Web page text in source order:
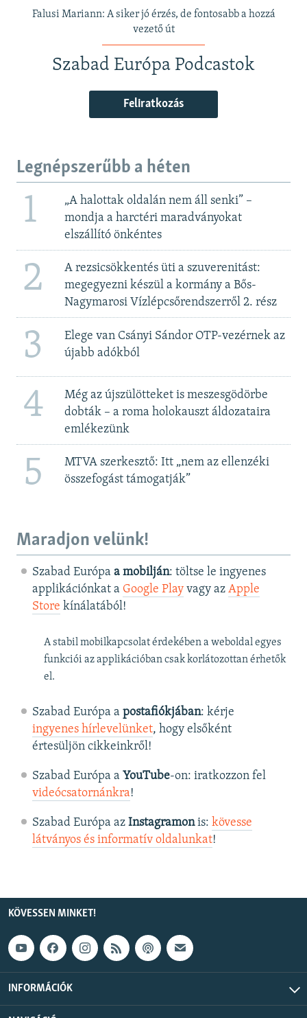
Falusi Mariann: A siker jó érzés, de fontosabb a hozzá
vezető út
Szabad Európa Podcastok
Feliratkozás
Legnépszerűbb a héten
1
„A halottak oldalán nem áll senki” –
mondja a harctéri maradványokat
elszállító önkéntes
2
A rezsicsökkentés üti a szuverenitást:
megegyezni készül a kormány a Bős-
Nagymarosi Vízlépcsőrendszerről 2. rész
3
Elege van Csányi Sándor OTP-vezérnek az
újabb adókból
4
Még az újszülötteket is meszesgödörbe
dobták – a roma holokauszt áldozataira
emlékezünk
5
MTVA szerkesztő: Itt „nem az ellenzéki
összefogást támogatják”
Maradjon velünk!
Szabad Európa a mobilján: töltse le ingyenes
applikációnkat a Google Playvagy az Apple
Store kínálatából!
A stabil mobilkapcsolat érdekében a weboldal egyes
funkciói az applikációban csak korlátozottan érhetők
el.
Szabad Európa a postafiókjában: kérje
ingyenes hírlevelünket, hogy elsőként
értesüljön cikkeinkről!
Szabad Európa a YouTube-on: iratkozzon fel
videócsatornánkra!
Szabad Európa az Instagramonis: kövesse
látványos és informatív oldalunkat! ​
KÖVESSEN MINKET!
INFORMÁCIÓK